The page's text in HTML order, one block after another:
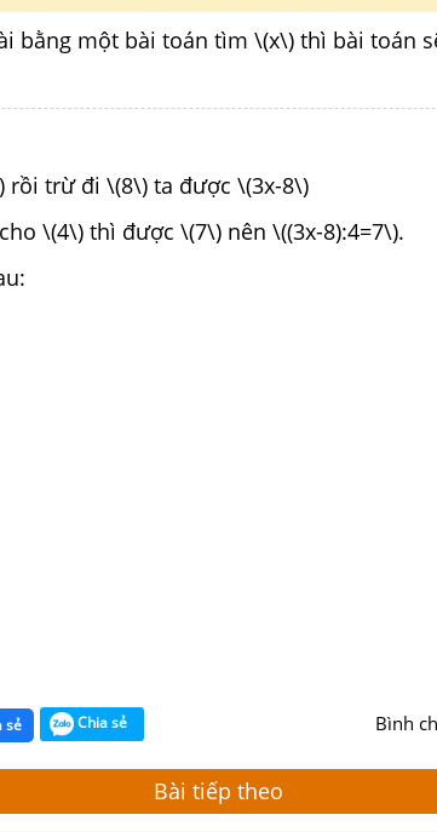
bằng một bài toán tìm \(x\) thì bài toán
rồi trừ đi \(8\) ta được \(3x-8\)
\(4\) thì được \(7\) nên \((3x-8):4=7\).
sẻ Chia sẻ Bình
Bài tiếp theo